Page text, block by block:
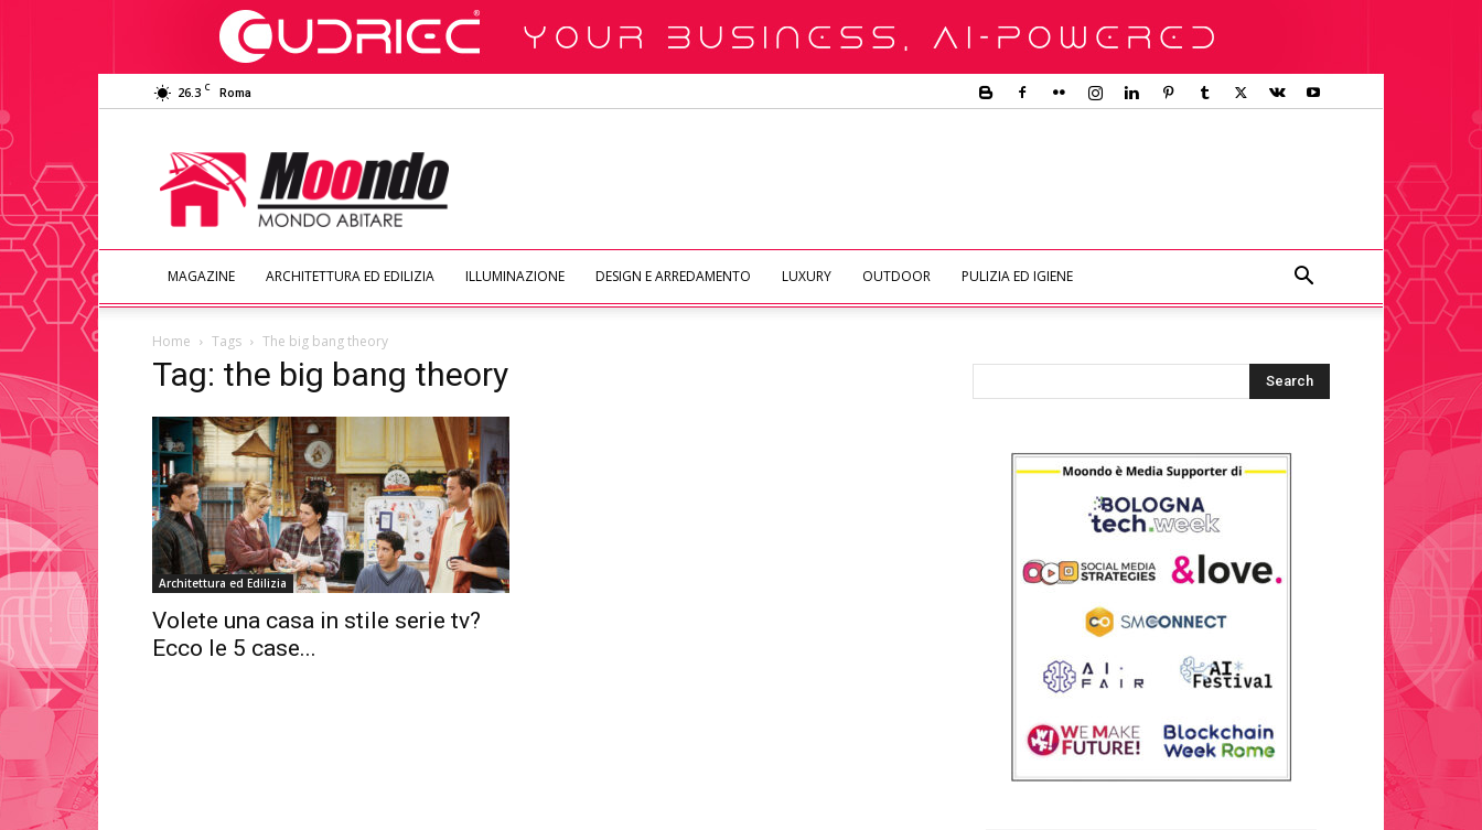
26.3 C Roma
Moondo
Abitare
MAGAZINE ARCHITETTURA ED EDILIZIA ILLUMINAZIONE DESIGN E ARREDAMENTO LUXURY OUTDOOR PULIZIA ED IGIENE
Home Tags The big bang theory
Tag: the big bang theory
Architettura ed Edilizia
Volete una casa in stile serie tv?
Ecco le 5 case...